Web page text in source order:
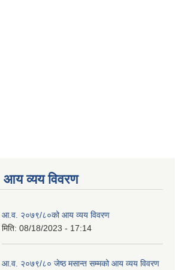
आय व्यय विवरण
आ.व. २०७९/८०को आय व्यय विवरण
मिति: 08/18/2023 - 17:14
आ.व. २०७९/८० जेष्ठ मसान्त सम्मको आय व्यय विवरण